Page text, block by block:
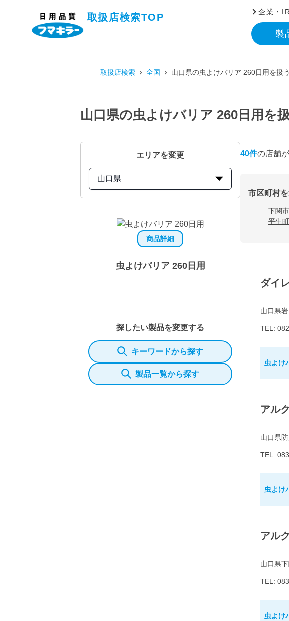
取扱店検索TOP
企業・
製
取扱店検索 全国 山口県の虫よけバリア 260日用を扱
山口県の虫よけバリア 260日用を
エリアを変更
山口県
商品詳細
虫よけバリア 260日用
探したい製品を変更する
キーワードから探す
製品一覧から探す
40件の店舗
市区町村
下関市
平生
ダイ
山口県
TEL:
虫よけ
アル
山口県
TEL:
虫よけ
アル
山口県
TEL:
虫よけ